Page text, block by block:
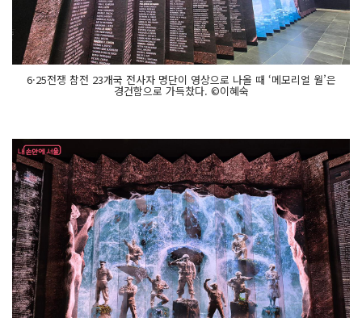
6·25전쟁 참전 23개국 전사자 명단이 영상으로 나올 때 ‘메모리얼 월’은
경건함으로 가득찼다. ©이혜숙